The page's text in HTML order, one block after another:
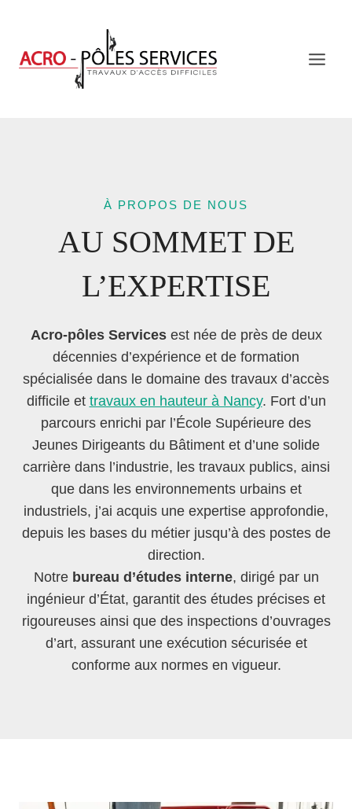
contenu
À PROPOS DE NOUS
AU SOMMET DE
L’EXPERTISE
Acro-pôles Servicesest née de près de deux
décennies d’expérience et de formation
spécialisée dans le domaine des travaux d’accès
difficile et travaux en hauteur à Nancy. Fort d’un
parcours enrichi par l’École Supérieure des
Jeunes Dirigeants du Bâtiment et d’une solide
carrière dans l’industrie, les travaux publics, ainsi
que dans les environnements urbains et
industriels, j’ai acquis une expertise approfondie,
depuis les bases du métier jusqu’à des postes de
direction.
Notre bureau d’études interne, dirigé par un
ingénieur d’État, garantit des études précises et
rigoureuses ainsi que des inspections d’ouvrages
d’art, assurant une exécution sécurisée et
conforme aux normes en vigueur.